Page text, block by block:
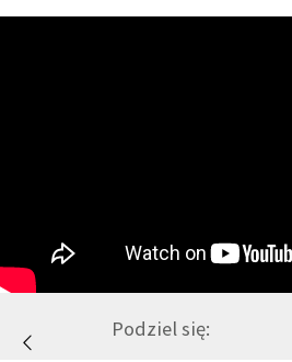
DRUŻYNA
WESPRZYJ NAS
Podziel się: